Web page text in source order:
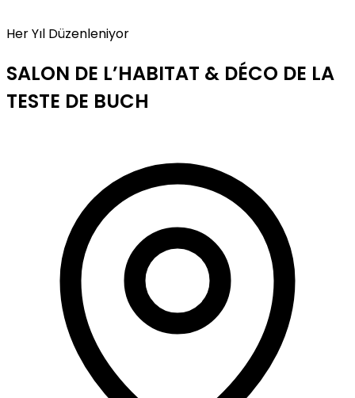
Her Yıl Düzenleniyor
SALON DE L’HABITAT & DÉCO DE LA
TESTE DE BUCH